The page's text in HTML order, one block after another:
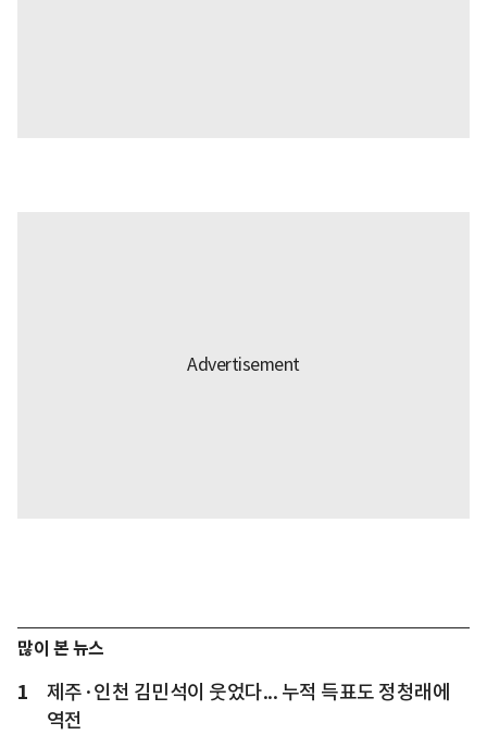
많이 본 뉴스
1
제주·인천 김민석이 웃었다... 누적 득표도 정청래에
역전